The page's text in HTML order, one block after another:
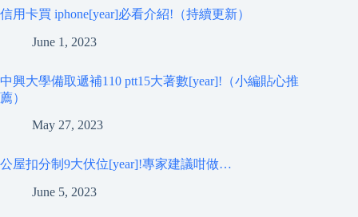
信用卡買 iphone[year]必看介紹!（持續更新）
June 1, 2023
中興大學備取遞補110 ptt15大著數[year]!（小編貼心推
薦）
May 27, 2023
公屋扣分制9大伏位[year]!專家建議咁做…
June 5, 2023